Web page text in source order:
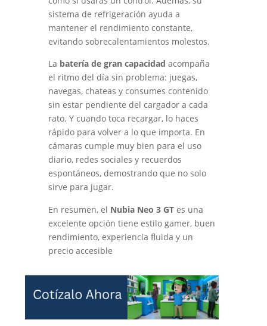
sistema de refrigeración ayuda a
mantener el rendimiento constante,
evitando sobrecalentamientos molestos.
La batería de gran capacidad acompaña
el ritmo del día sin problema: juegas,
navegas, chateas y consumes contenido
sin estar pendiente del cargador a cada
rato. Y cuando toca recargar, lo haces
rápido para volver a lo que importa. En
cámaras cumple muy bien para el uso
diario, redes sociales y recuerdos
espontáneos, demostrando que no solo
sirve para jugar.
En resumen, el Nubia Neo 3 GTes una
excelente opción tiene estilo gamer, buen
rendimiento, experiencia fluida y un
precio accesible